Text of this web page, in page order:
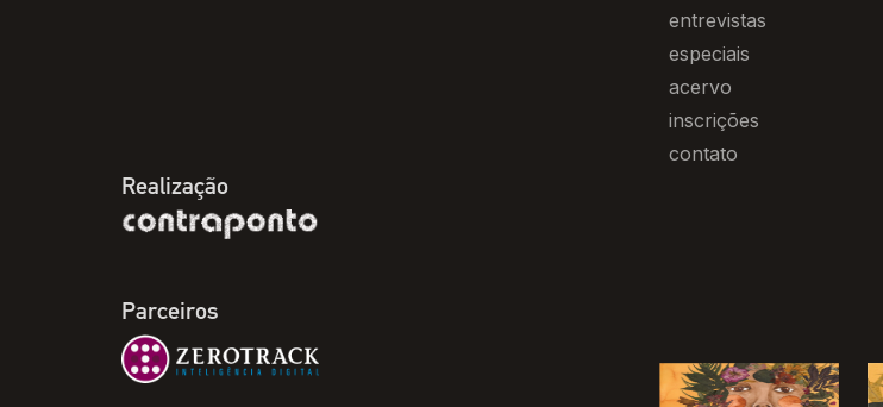
Realização
Parceiros
entrevistas
especiais
acervo
inscrições
contato